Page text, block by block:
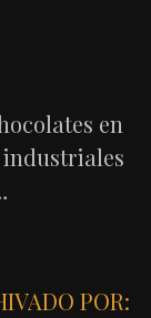
en
industriales
POR: